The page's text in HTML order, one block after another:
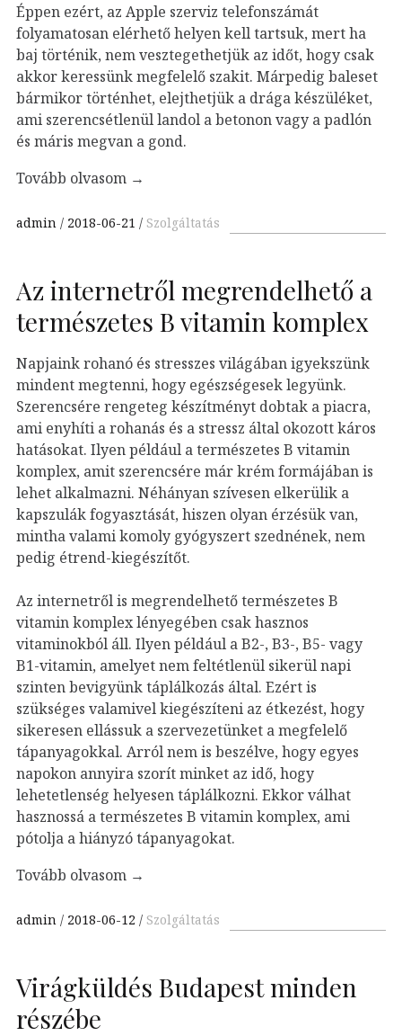
Éppen ezért, az Apple szerviz telefonszámát
folyamatosan elérhető helyen kell tartsuk, mert ha
baj történik, nem vesztegethetjük az időt, hogy csak
akkor keressünk megfelelő szakit. Márpedig baleset
bármikor történhet, elejthetjük a drága készüléket,
ami szerencsétlenül landol a betonon vagy a padlón
és máris megvan a gond.
Tovább olvasom →
admin 2018-06-21 Szolgáltatás
Az internetről megrendelhető a
természetes B vitamin komplex
Napjaink rohanó és stresszes világában igyekszünk
mindent megtenni, hogy egészségesek legyünk.
Szerencsére rengeteg készítményt dobtak a piacra,
ami enyhíti a rohanás és a stressz által okozott káros
hatásokat. Ilyen például a természetes B vitamin
komplex, amit szerencsére már krém formájában is
lehet alkalmazni. Néhányan szívesen elkerülik a
kapszulák fogyasztását, hiszen olyan érzésük van,
mintha valami komoly gyógyszert szednének, nem
pedig étrend-kiegészítőt.
Az internetről is megrendelhető természetes B
vitamin komplex lényegében csak hasznos
vitaminokból áll. Ilyen például a B2-, B3-, B5- vagy
B1-vitamin, amelyet nem feltétlenül sikerül napi
szinten bevigyünk táplálkozás által. Ezért is
szükséges valamivel kiegészíteni az étkezést, hogy
sikeresen ellássuk a szervezetünket a megfelelő
tápanyagokkal. Arról nem is beszélve, hogy egyes
napokon annyira szorít minket az idő, hogy
lehetetlenség helyesen táplálkozni. Ekkor válhat
hasznossá a természetes B vitamin komplex, ami
pótolja a hiányzó tápanyagokat.
Tovább olvasom →
admin 2018-06-12 Szolgáltatás
Virágküldés Budapest minden
részébe